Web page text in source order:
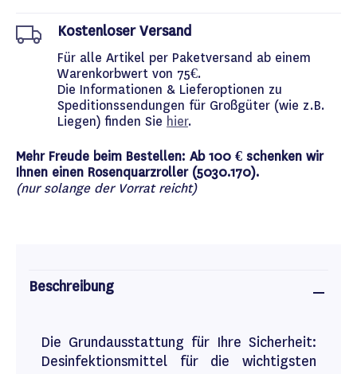
Kostenloser Versand
Für alle Artikel per Paketversand ab einem
Warenkorbwert von 75€.
Die Informationen & Lieferoptionen zu
Speditionssendungen für Großgüter (wie z.B.
Liegen) finden Sie hier.
Mehr Freude beim Bestellen: Ab 100 € schenken wir
Ihnen einen Rosenquarzroller (5030.170).
(nur solange der Vorrat reicht)
Beschreibung
Die Grundausstattung für Ihre Sicherheit:
Desinfektionsmittel für die wichtigsten